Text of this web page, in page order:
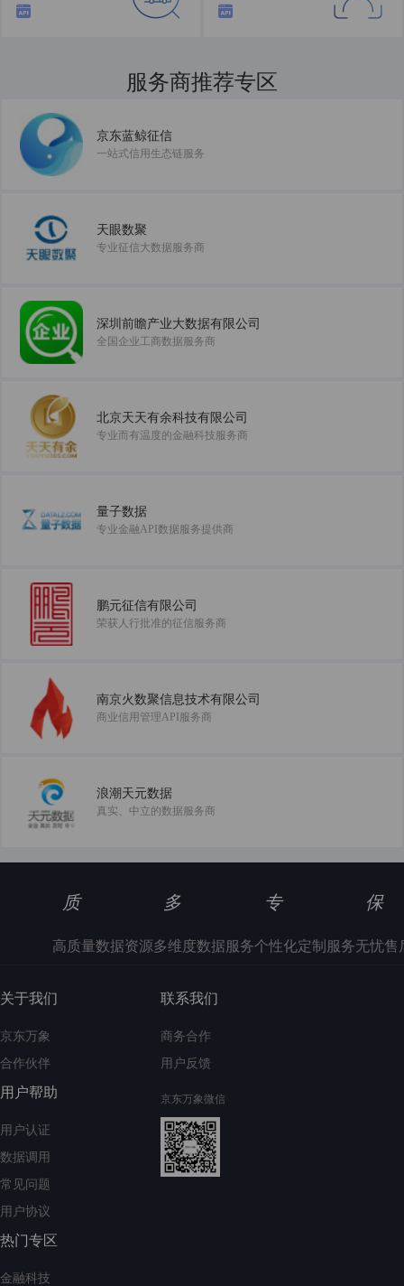
服务商推荐专区
京东蓝鲸征信
一站式信用生态链服务
天眼数聚
专业征信大数据服务商
深圳前瞻产业大数据有限公司
全国企业工商数据服务商
北京天天有余科技有限公司
专业而有温度的金融科技服务商
量子数据
专业金融API数据服务提供商
鹏元征信有限公司
荣获人行批准的征信服务商
南京火数聚信息技术有限公司
商业信用管理API服务商
浪潮天元数据
真实、中立的数据服务商
质
高质量数据资源
多
多维度数据服务
专
个性化定制服务
保
无忧售
关于我们
京东万象
合作伙伴
用户帮助
用户认证
数据调用
常见问题
用户协议
热门专区
金融科技
联系我们
商务合作
用户反馈
京东万象微信